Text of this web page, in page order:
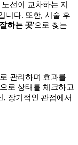
선이 교차하는 지
니다. 또한, 시술 후
하는 곳'으로 찾는
관리하며 효과를
로 상태를 체크하고
장기적인 관점에서